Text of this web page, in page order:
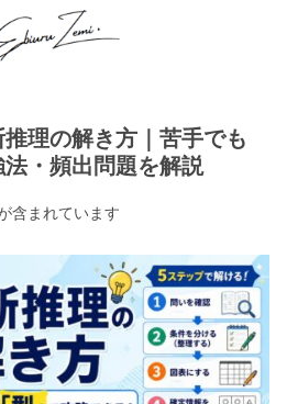
理の解き方｜苦手でも
・頻出問題を解説
含まれています